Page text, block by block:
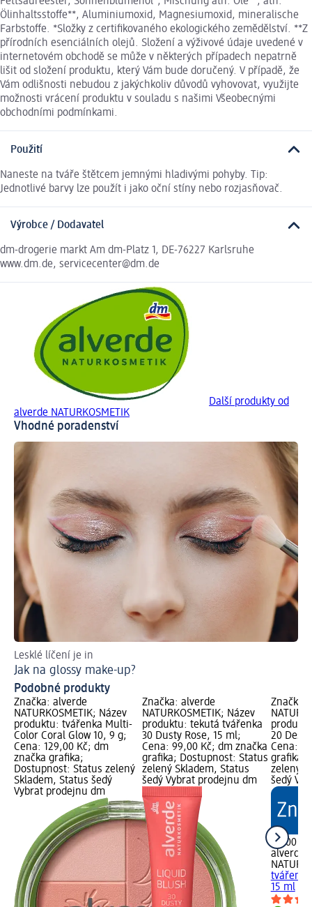
Ölinhaltsstoffe**, Aluminiumoxid, Magnesiumoxid, mineralische
Farbstoffe. *Složky z certifikovaného ekologického zemědělství. **Z
přírodních esenciálních olejů. Složení a výživové údaje uvedené v
internetovém obchodě se může v některých případech nepatrně
lišit od složení produktu, který Vám bude doručený. V případě, že
Vám odlišnosti nebudou z jakýchkoliv důvodů vyhovovat, využijte
možnosti vrácení produktu v souladu s našimi Všeobecnými
obchodními podmínkami.
Použití
Naneste na tváře štětcem jemnými hladivými pohyby. Tip:
Jednotlivé barvy lze použít i jako oční stíny nebo rozjasňovač.
Výrobce / Dodavatel
dm-drogerie markt Am dm-Platz 1, DE-76227 Karlsruhe
www.dm.de, servicecenter@dm.de
Další produkty od
alverde NATURKOSMETIK
Vhodné poradenství
Lesklé líčení je in
Jak na glossy make-up?
Podobné produkty
Značka: alverde
NATURKOSMETIK; Název
produktu: tvářenka Multi-
Color Coral Glow 10, 9 g;
Cena: 129,00 Kč; dm
značka grafika;
Dostupnost: Status zelený
Skladem, Status šedý
Vybrat prodejnu dm
Značka: alverde
NATURKOSMETIK; Název
produktu: tekutá tvářenka
30 Dusty Rose, 15 ml;
Cena: 99,00 Kč; dm značka
grafika; Dostupnost: Status
zelený Skladem, Status
šedý Vybrat prodejnu dm
Značka:
20
Cena:
grafika;
zelený
šedý
99,00 Kč
alverde
15 ml